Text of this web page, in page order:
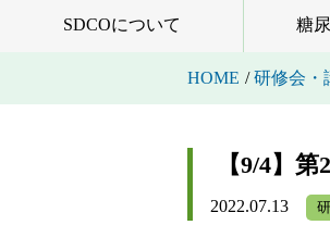
SDCOについて 糖
HOME /研修会・
【9/4】
2022.07.13